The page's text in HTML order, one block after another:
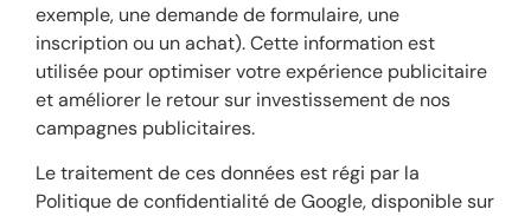
exemple, une demande de formulaire, une
inscription ou un achat). Cette information est
utilisée pour optimiser votre expérience publicitaire
et améliorer le retour sur investissement de nos
campagnes publicitaires.
Le traitement de ces données est régi par la
Politique de confidentialité de Google, disponible sur